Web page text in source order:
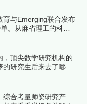
育与Emerging联合发布
。从麻省理工的科技
！
，顶尖数学研究机构的
研究生后来去了哪里
究者公认的圣地。下
综合考量师资研究产